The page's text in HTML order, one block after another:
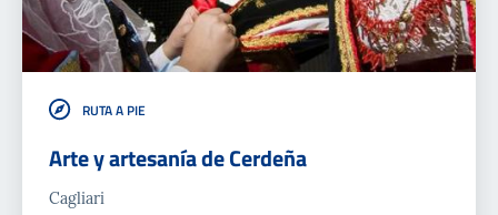
RUTA A PIE
Arte y artesanía de Cerdeña
Cagliari